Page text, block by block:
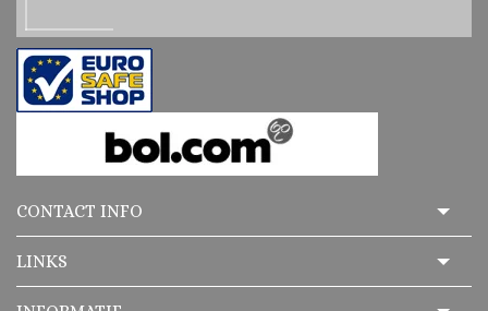
CONTACT INFO
LINKS